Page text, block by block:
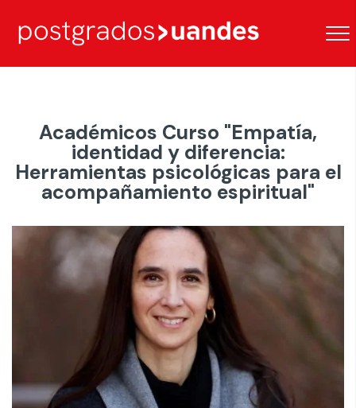
Académicos Curso "Empatía,
identidad y diferencia:
Herramientas psicológicas para el
acompañamiento espiritual"